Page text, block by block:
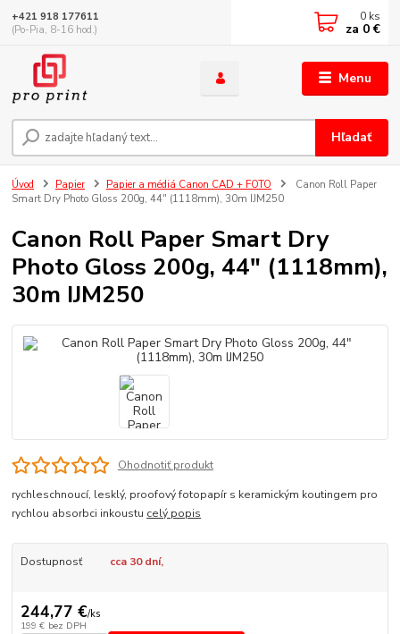
Menu
Hľadať
+421 918 177611
(Po-Pia, 8-16 hod.)
0 ks
za 0 €
Úvod Papier Papier a médiá Canon CAD + FOTO
Canon Roll Paper
Smart Dry Photo Gloss 200g, 44" (1118mm), 30m IJM250
Canon Roll Paper Smart Dry
Photo Gloss 200g, 44" (1118mm),
30m IJM250
Ohodnotiť produkt
rychleschnoucí, lesklý, proofový fotopapír s keramickým koutingem pro
rychlou absorbci inkoustu celý popis
Dostupnosť cca 30 dní,
244,77 €/ks
199 € bez DPH